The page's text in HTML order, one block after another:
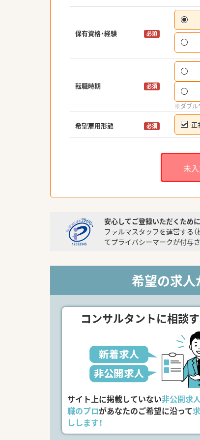
保有資格・経験 必須
転職時期 必須
※ダブル
希望雇用形態 必須 正
未
安心してご登録いただくために
ファルマスタッフを運営する
てプライバシーマークが付与
希望の求
コンサルタントに相談
サイト上に掲載していない非公開求
職のプロがあなたのご希望に沿って
しします！